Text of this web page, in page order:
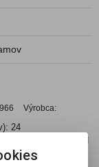
Výrobca:
24
platí pre sklad